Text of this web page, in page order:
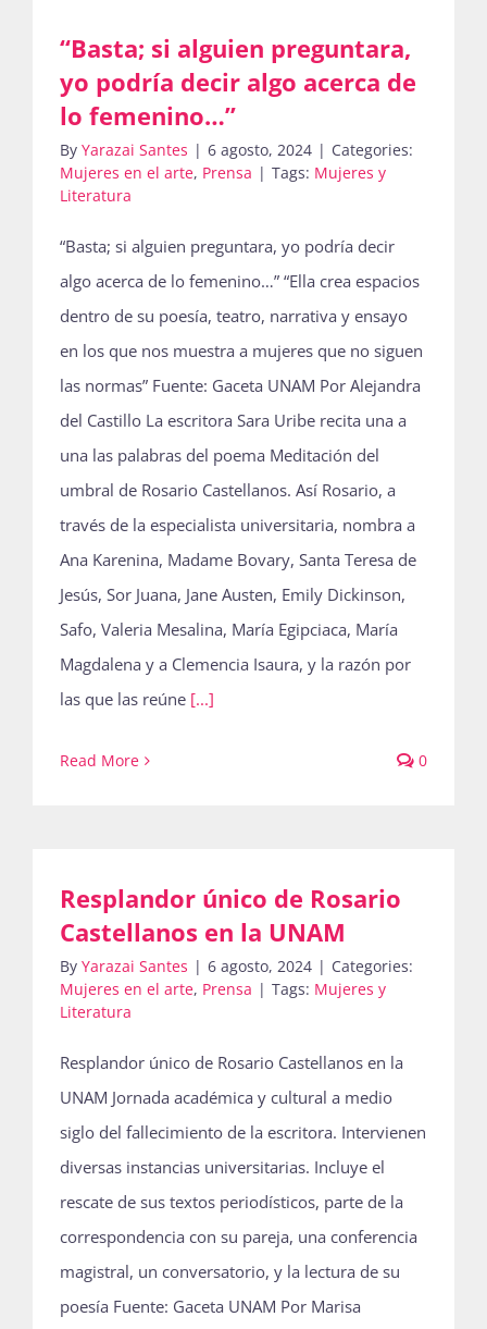
“Basta; si alguien preguntara,
yo podría decir algo acerca de
lo femenino…”
By Yarazai Santes | 6 agosto, 2024 | Categories:
Mujeres en el arte, Prensa | Tags: Mujeres y
Literatura
“Basta; si alguien preguntara, yo podría decir
algo acerca de lo femenino…” “Ella crea espacios
dentro de su poesía, teatro, narrativa y ensayo
en los que nos muestra a mujeres que no siguen
las normas” Fuente: Gaceta UNAM Por Alejandra
del Castillo La escritora Sara Uribe recita una a
una las palabras del poema Meditación del
umbral de Rosario Castellanos. Así Rosario, a
través de la especialista universitaria, nombra a
Ana Karenina, Madame Bovary, Santa Teresa de
Jesús, Sor Juana, Jane Austen, Emily Dickinson,
Safo, Valeria Mesalina, María Egipciaca, María
Magdalena y a Clemencia Isaura, y la razón por
las que las reúne [...]
Read More 0
Resplandor único de Rosario
Castellanos en la UNAM
By Yarazai Santes | 6 agosto, 2024 | Categories:
Mujeres en el arte, Prensa | Tags: Mujeres y
Literatura
Resplandor único de Rosario Castellanos en la
UNAM Jornada académica y cultural a medio
siglo del fallecimiento de la escritora. Intervienen
diversas instancias universitarias. Incluye el
rescate de sus textos periodísticos, parte de la
correspondencia con su pareja, una conferencia
magistral, un conversatorio, y la lectura de su
poesía Fuente: Gaceta UNAM Por Marisa